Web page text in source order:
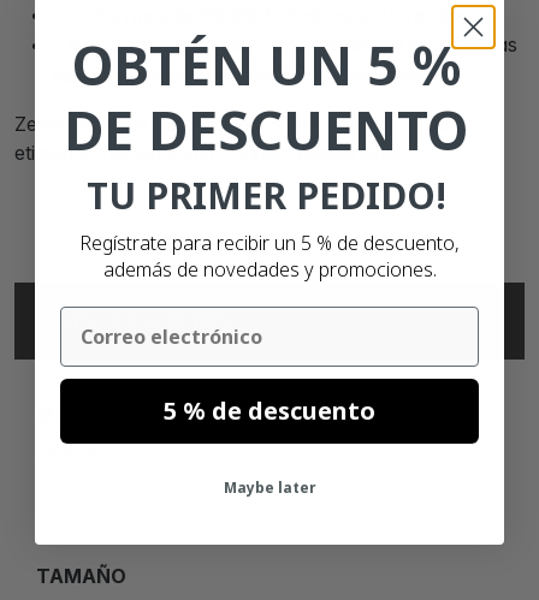
90.000 clientes satisfechos
Compras realizadas antes de las 21:00 horas días
laborales, serán despachadas el mismo día.
Zebra etiquetas compatibles, 57mm x 102mm, 700
etiquetas, núcleo 25mm, blanco, permanente
TAMAÑO
OBTÉN UN 5 %
DE DESCUENTO
TU PRIMER PEDIDO!
Regístrate para recibir un 5 % de descuento,
además de novedades y promociones.
Email
5 % de descuento
Maybe later